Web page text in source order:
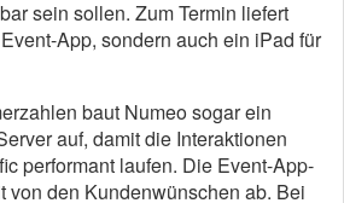
sein sollen. Zum Termin liefert
App, sondern auch ein iPad für
baut Numeo sogar ein
auf, damit die Interaktionen
performant laufen. Die Event-App-
von den Kundenwünschen ab. Bei